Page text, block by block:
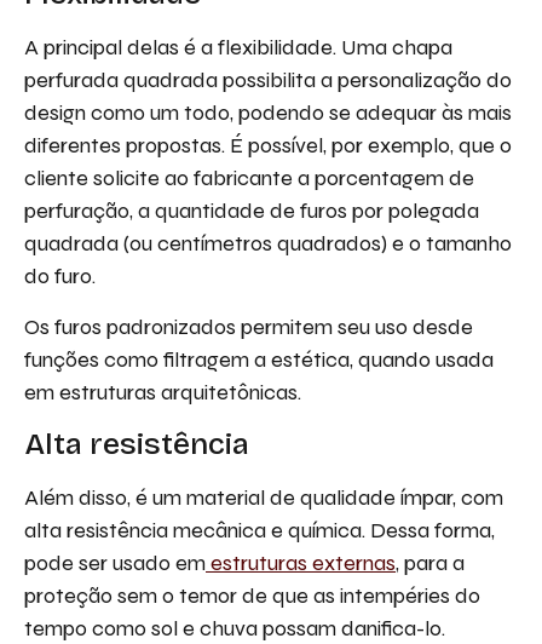
A principal delas é a flexibilidade. Uma chapa
perfurada quadrada possibilita a personalização do
design como um todo, podendo se adequar às mais
diferentes propostas. É possível, por exemplo, que o
cliente solicite ao fabricante a porcentagem de
perfuração, a quantidade de furos por polegada
quadrada (ou centímetros quadrados) e o tamanho
do furo.
Os furos padronizados permitem seu uso desde
funções como filtragem a estética, quando usada
em estruturas arquitetônicas.
Alta resistência
Além disso, é um material de qualidade ímpar, com
alta resistência mecânica e química. Dessa forma,
pode ser usado emestruturas externas, para a
proteção sem o temor de que as intempéries do
tempo como sol e chuva possam danifica-lo.